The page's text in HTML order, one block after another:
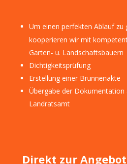
Um einen perfekten Ablauf zu
kooperieren wir mit
Garten- u. Landschaftsbauern
Dichtigkeitsprüfung
Erstellung einer Brunnenakte
Übergabe der Dokumentation
Landratsamt
Direkt zur